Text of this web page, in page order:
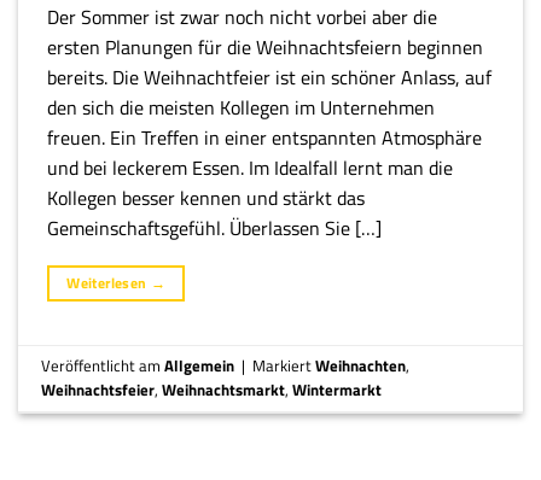
Der Sommer ist zwar noch nicht vorbei aber die
ersten Planungen für die Weihnachtsfeiern beginnen
bereits. Die Weihnachtfeier ist ein schöner Anlass, auf
den sich die meisten Kollegen im Unternehmen
freuen. Ein Treffen in einer entspannten Atmosphäre
und bei leckerem Essen. Im Idealfall lernt man die
Kollegen besser kennen und stärkt das
Gemeinschaftsgefühl. Überlassen Sie […]
Weiterlesen →
Veröffentlicht amAllgemein | MarkiertWeihnachten,
Weihnachtsfeier,Weihnachtsmarkt,Wintermarkt